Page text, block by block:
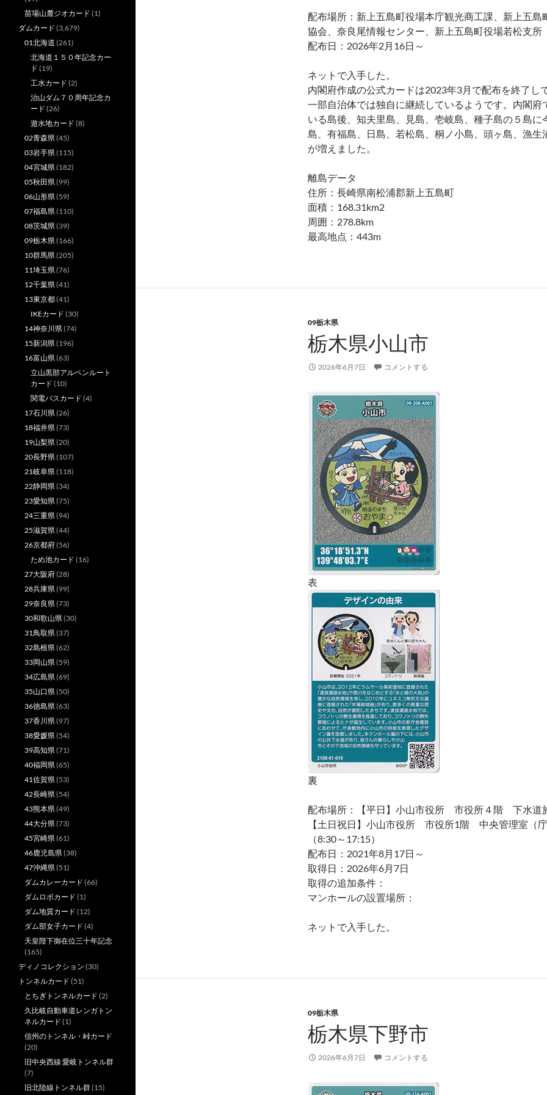
配布場所：新上五島町役場本庁観光商工課、新上五島
協会、奈良尾情報センター、新上五島町役場若松支所
配布日：2026年2月16日～
ネットで入手した。
内閣府作成の公式カードは2023年3月で配布を終了し
一部自治体では独自に継続しているようです。内閣府
いる島後、知夫里島、見島、壱岐島、種子島の５島に
島、有福島、日島、若松島、桐ノ小島、頭ヶ島、漁生
が増えました。
離島データ
住所：長崎県南松浦郡新上五島町
面積：168.31km2
周囲：278.8km
最高地点：443m
09栃木県
栃木県小山市
2026年6月7日 コメントする
表
裏
配布場所：【平日】小山市役所 市役所４階 下水道
【土日祝日】小山市役所 市役所1階 中央管理室（
（8:30～17:15）
配布日：2021年8月17日～
取得日：2026年6月7日
取得の追加条件：
マンホールの設置場所：
ネットで入手した。
09栃木県
栃木県下野市
2026年6月7日 コメントする
苗場山麓ジオカード (1)
ダムカード (3,679)
01北海道 (261)
北海道１５０年記念カー
ド (19)
工水カード (2)
治山ダム７０周年記念カ
ード (26)
遊水地カード (8)
02青森県(45)
03岩手県(115)
04宮城県(182)
05秋田県(99)
06山形県(59)
07福島県(110)
08茨城県(39)
09栃木県(166)
10群馬県(205)
11埼玉県(76)
12千葉県(41)
13東京都(41)
IKEカード (30)
14神奈川県(74)
15新潟県(196)
16富山県(63)
立山黒部アルペンルート
カード (10)
関電バスカード (4)
17石川県(26)
18福井県(73)
19山梨県(20)
20長野県(107)
21岐阜県(118)
22静岡県(34)
23愛知県(75)
24三重県(94)
25滋賀県(44)
26京都府(56)
ため池カード (16)
27大阪府(28)
28兵庫県(99)
29奈良県(73)
30和歌山県(30)
31鳥取県(37)
32島根県(62)
33岡山県(59)
34広島県(69)
35山口県(50)
36徳島県(63)
37香川県(97)
38愛媛県(54)
39高知県(71)
40福岡県(65)
41佐賀県(53)
42長崎県(54)
43熊本県(49)
44大分県(73)
45宮崎県(61)
46鹿児島県(38)
47沖縄県(51)
ダムカレーカード (66)
ダムロボカード (1)
ダム地質カード (12)
ダム部女子カード (4)
天皇陛下御在位三十年記念
(165)
ディノコレクション (30)
トンネルカード (51)
とちぎトンネルカード (2)
久比岐自動車道レンガトン
ネルカード (1)
信州のトンネル・峠カード
(20)
旧中央西線 愛岐トンネル群
(7)
旧北陸線トンネル群(15)